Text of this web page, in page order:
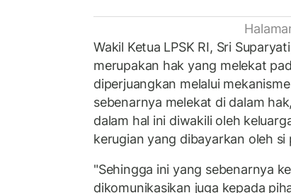
Wakil Ketua LPSK RI, Sri
merupakan hak yang melekat
diperjuangkan melalui
sebenarnya melekat di dalam
dalam hal ini diwakili oleh
kerugian yang dibayarkan oleh si
"Sehingga ini yang sebenarnya
dikomunikasikan juga kepada